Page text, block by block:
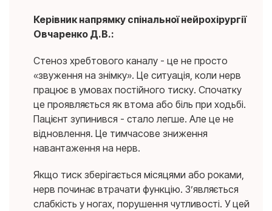
Керівник напрямку спінальної нейрохірургії
Овчаренко Д.В.:
Стеноз хребтового каналу - це не просто
«звуження на знімку». Це ситуація, коли нерв
працює в умовах постійного тиску. Спочатку
це проявляється як втома або біль при ходьбі.
Пацієнт зупинився - стало легше. Але це не
відновлення. Це тимчасове зниження
навантаження на нерв.
Якщо тиск зберігається місяцями або роками,
нерв починає втрачати функцію. З’являється
слабкість у ногах, порушення чутливості. У цей